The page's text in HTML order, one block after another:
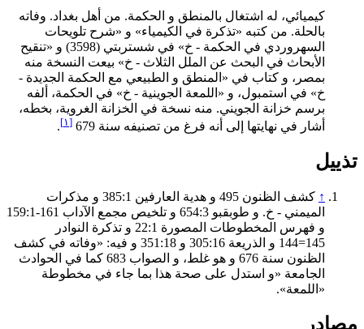
كيميائي، له اشتغال بالمنطق و الحكمة. من أهل بغداد. وفاته
بالحلة. من كتبه «تذكرة في الكيمياء» و «شرح تلويحات
السهروردي في الحكمة - خ» في شستربتي (3598) و «تنقيح
الأبحاث في البحث عن الملل الثلاث - خ» بيعت النسخة منه
بمصر، و كتاب في «المنطق و الطبيعي مع الحكمة الجديدة -
خ» في استمبول، و «اللمعة الجوينية - خ» في الحكمة، ألفه
برسم خزانة الجويني. منه نسخة في الخزانة الغروية، بخطه،
أشار في نهايتها إلى أنه فرغ من تصنيفه سنة 679
[١] .
تذييل
↑
كشف الظنون 495 و هدية العارفين 385:1 و مذكرات
الميمني - خ. و طوبقبو 654:3 و تلخيص مجمع الآداب 161-159:1
و فهرس المخطوطات المصورة 22:1 و تذكرة النوادر
145=144 و الذريعة 305:16 و 351:18 و فيه: «وفاته في كشف
الظنون سنة 676 و هو غلط، و الصواب 683 كما في الحوادث
الجامعة «و استدل على صحة هذا بما جاء في مخطوطة
«اللمعة».
مصادر